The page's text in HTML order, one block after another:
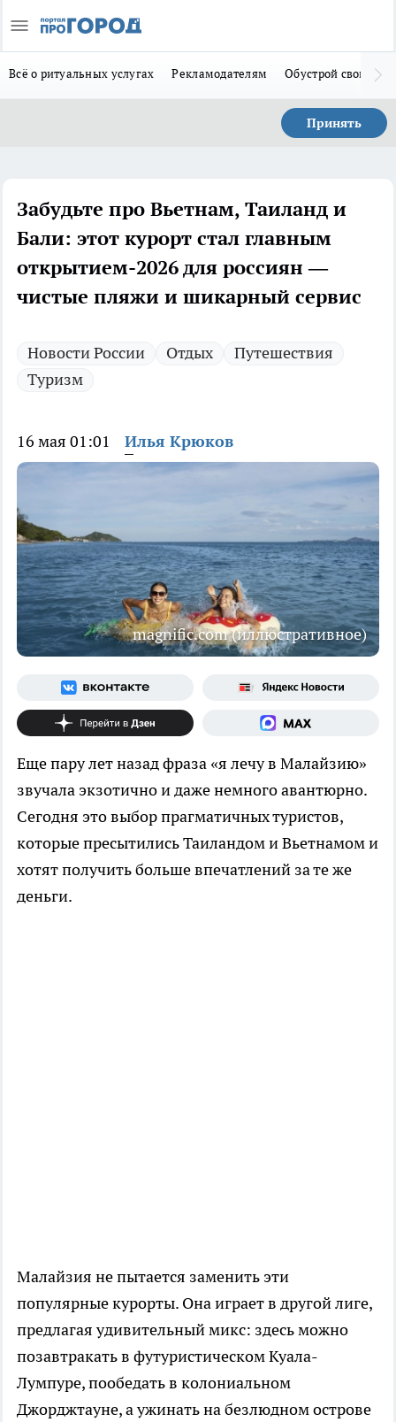
Всё о ритуальных услугах Рекламодателям Обустрой свой дом
Принять
Забудьте про Вьетнам, Таиланд и
Бали: этот курорт стал главным
открытием-2026 для россиян —
чистые пляжи и шикарный сервис
Новости России Отдых
Путешествия
Туризм
16 мая 01:01 Илья Крюков
magnific.com (иллюстративное)
Еще пару лет назад фраза «я лечу в Малайзию»
звучала экзотично и даже немного авантюрно.
Сегодня это выбор прагматичных туристов,
которые пресытились Таиландом и Вьетнамом и
хотят получить больше впечатлений за те же
деньги.
Малайзия не пытается заменить эти
популярные курорты. Она играет в другой лиге,
предлагая удивительный микс: здесь можно
позавтракать в футуристическом Куала-
Лумпуре, пообедать в колониальном
Джорджтауне, а ужинать на безлюдном острове